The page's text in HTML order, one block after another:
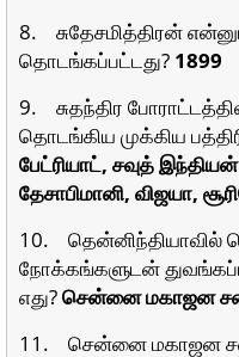
8. சுதேசமித்திரன்
தொடங்கப்பட்டது? 1899
9. சுதந்திர
தொடங்கிய முக்கிய
பேட்ரியாட், சவுத்
தேசாபிமானி, விஜயா,
10. தென்னிந்தியாவில்
நோக்கங்களுடன்
எது?சென்னை மகாஜன
11. சென்னை மகாஜன